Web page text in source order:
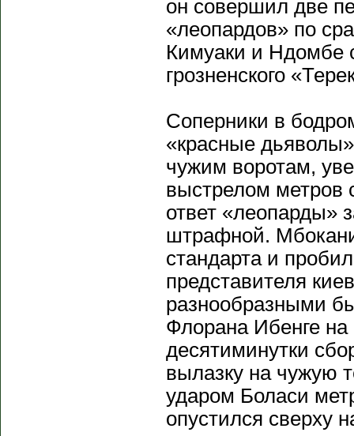
он совершил две
«леопардов» по
Кимуаки и Ндомбе
грозненского
Соперники в
«красные
чужим воротам,
выстрелом метров
ответ «леопарды»
штрафной. Мбокани
стандарта и
представителя
разнообразными
Флорана Ибенге на
десятиминутки
вылазку на чужую
ударом Боласи
опустился сверху